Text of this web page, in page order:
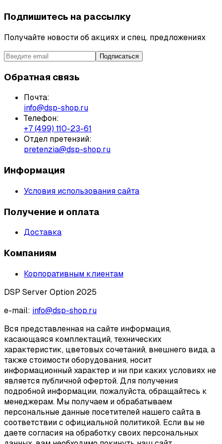
Подпишитесь на рассылку
Получайте новости об акциях и спец. предложениях
Подписаться
Обратная связь
Почта:
info@dsp-shop.ru
Телефон:
+7 (499) 110-23-61
Отдел претензий:
pretenzia@dsp-shop.ru
Информация
Условия использования сайта
Получение и оплата
Доставка
Компаниям
Корпоративным клиентам
DSP Server Option 2025
e-mail: info@dsp-shop.ru
Вся представленная на сайте информация,
касающаяся комплектаций, технических
характеристик, цветовых сочетаний, внешнего вида, а
также стоимости оборудования, носит
информационный характер и ни при каких условиях не
является публичной офертой. Для получения
подробной информации, пожалуйста, обращайтесь к
менеджерам. Мы получаем и обрабатываем
персональные данные посетителей нашего сайта в
соответствии с официальной политикой. Если вы не
даете согласия на обработку своих персональных